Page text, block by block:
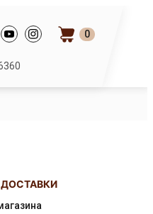
0